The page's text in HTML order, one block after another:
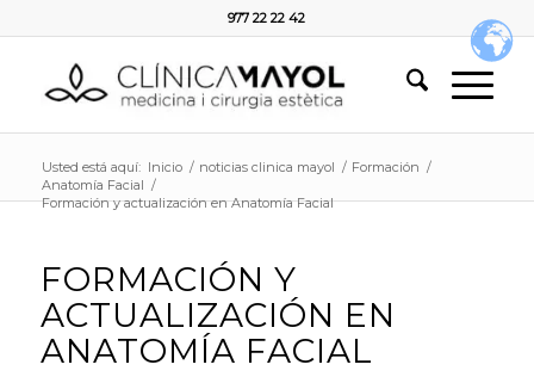
977 22 22 42
Usted está aquí: Inicio / noticias clinica mayol / Formación /
Anatomía Facial /
Formación y actualización en Anatomía Facial
FORMACIÓN Y
ACTUALIZACIÓN EN
ANATOMÍA FACIAL